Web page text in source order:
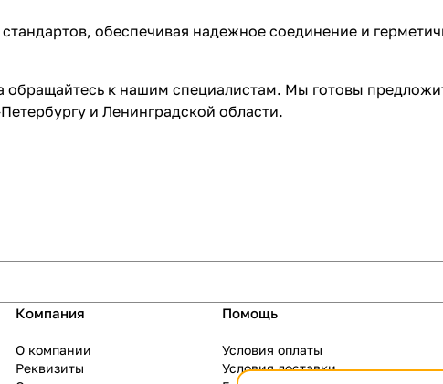
обеспечивая надежное соединение и
к нашим специалистам. Мы готовы
и Ленинградской области.
Компания
О компании
Реквизиты
Помощь
Условия оплаты
Условия доставки